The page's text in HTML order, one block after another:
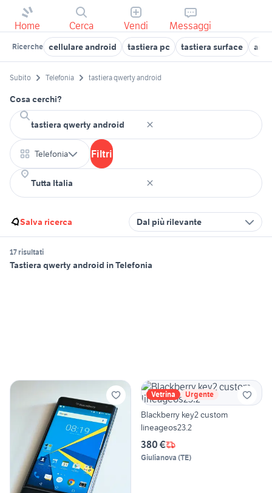
Home Cerca Vendi Messaggi
Ricerche cellulare android tastiera pc tastiera surface
Subito Telefonia tastiera qwerty android
Cosa cerchi?
Telefonia Filtri
Salva ricerca Dal più rilevante
17 risultati
Tastiera qwerty android in Telefonia
Vetrina Urgente
Blackberry key2 custom
lineageos23.2
380 €
Giulianova (TE)